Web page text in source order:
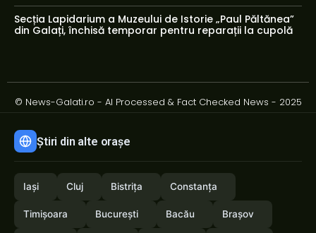
Secția Lapidarium a Muzeului de Istorie „Paul Păltănea”
din Galați, închisă temporar pentru reparații la cupolă
© News-Galati.ro - AI Processed & Fact Checked News - 2025
Știri din alte orașe
Iași Cluj Bistrița Constanța
Timișoara București Bacău Brașov